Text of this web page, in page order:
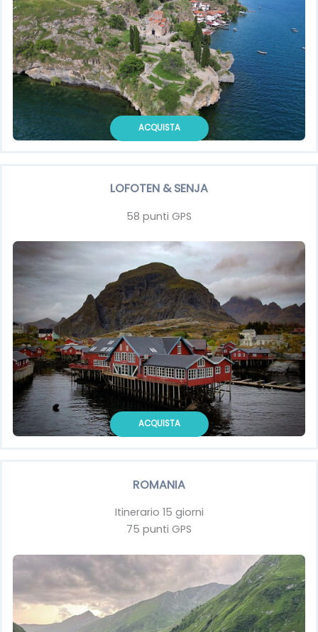
ACQUISTA
LOFOTEN & SENJA
58 punti GPS
ACQUISTA
ROMANIA
Itinerario 15 giorni
75 punti GPS